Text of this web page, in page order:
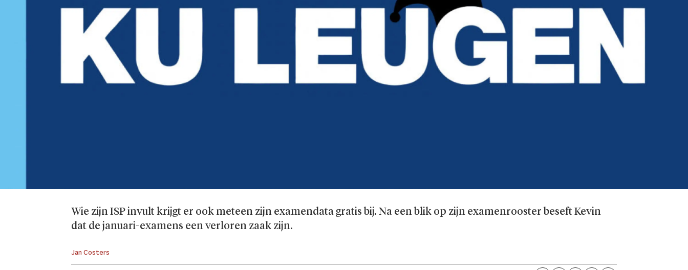
Wie zijn ISP invult krijgt er ook meteen zijn examendata gratis bij. Na een blik op zijn examenrooster beseft Kevin
dat de januari-examens een verloren zaak zijn.
Jan Costers